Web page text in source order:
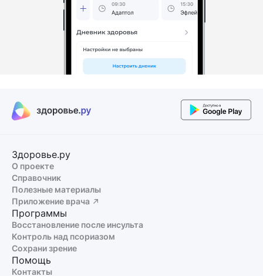
Здоровье.ру
О проекте
Справочник
Полезные материалы
Приложение врача
Программы
Восстановление после инсульта
Контроль над псориазом
Сохрани зрение
Помощь
Контакты